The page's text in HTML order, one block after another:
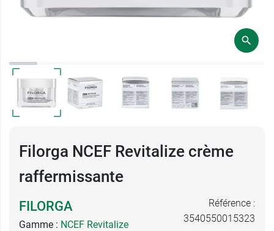
Filorga NCEF Revitalize crème
raffermissante
FILORGA
Gamme : NCEF Revitalize
Référence :
3540550015323